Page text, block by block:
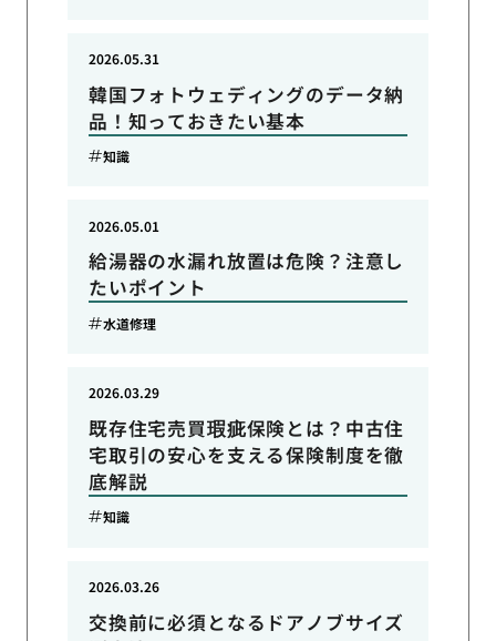
韓国フォトウェディングのデータ納
品！知っておきたい基本
2026.05.31
知識
給湯器の水漏れ放置は危険？注意し
たいポイント
2026.05.01
水道修理
既存住宅売買瑕疵保険とは？中古住
宅取引の安心を支える保険制度を徹
底解説
2026.03.29
知識
交換前に必須となるドアノブサイズ
2026.03.26